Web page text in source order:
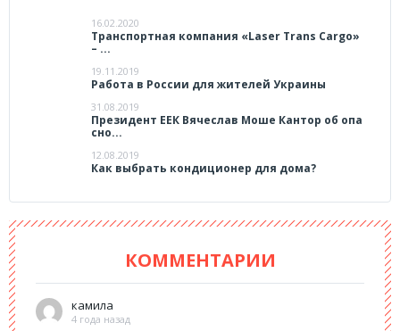
16.02.2020
Транспортная компания «Laser Trans Cargo»
– ...
19.11.2019
Работа в России для жителей Украины
31.08.2019
Президент ЕЕК Вячеслав Моше Кантор об опа
сно...
12.08.2019
Как выбрать кондиционер для дома?
КОММЕНТАРИИ
камила
4 года назад